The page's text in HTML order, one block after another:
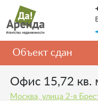
Перейти
основному
содержанию
Объект сдан
Офис 15,72 кв.
Москва, улица 2-я